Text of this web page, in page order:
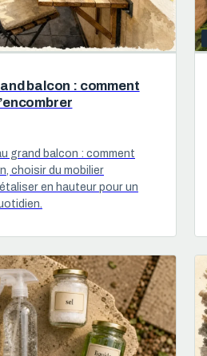
balcon : comment
grand balcon : comment
choisir du mobilier
en hauteur pour un